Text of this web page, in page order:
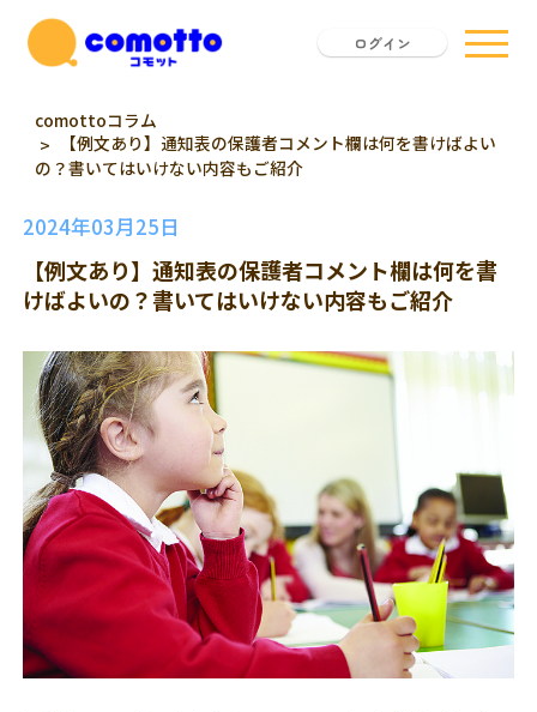
ログイン
comottoコラム
【例文あり】通知表の保護者コメント欄は何を書けばよい
の？書いてはいけない内容もご紹介
2024年03月25日
【例文あり】通知表の保護者コメント欄は何を書
けばよいの？書いてはいけない内容もご紹介